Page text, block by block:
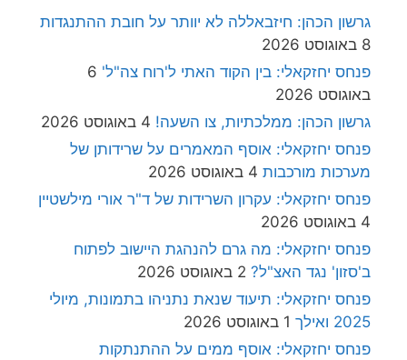
גרשון הכהן: חיזבאללה לא יוותר על חובת ההתנגדות
8 באוגוסט 2026
פנחס יחזקאלי: בין הקוד האתי ל'רוח צה"ל' 6
באוגוסט 2026
גרשון הכהן: ממלכתיות, צו השעה! 4 באוגוסט 2026
פנחס יחזקאלי: אוסף המאמרים על שרידותן של
מערכות מורכבות 4 באוגוסט 2026
פנחס יחזקאלי: עקרון השרידות של ד"ר אורי מילשטיין
4 באוגוסט 2026
פנחס יחזקאלי: מה גרם להנהגת היישוב לפתוח
ב'סזון' נגד האצ"ל? 2 באוגוסט 2026
פנחס יחזקאלי: תיעוד שנאת נתניהו בתמונות, מיולי
2025 ואילך
1 באוגוסט 2026
פנחס יחזקאלי: אוסף ממים על ההתנתקות